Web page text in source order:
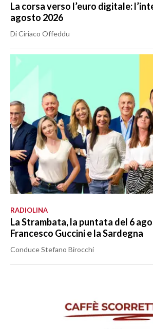
La corsa verso l’euro digitale:
agosto 2026
Di Ciriaco Offeddu
RADIOLINA
La Strambata, la puntata del 6
Francesco Guccini e la Sardegna
Conduce Stefano Birocchi